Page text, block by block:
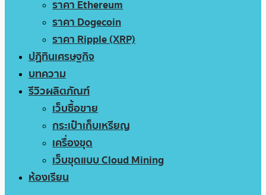
ราคา Ethereum
ราคา Dogecoin
ราคา Ripple (XRP)
ปฏิทินเศรษฐกิจ
บทความ
รีวิวผลิตภัณฑ์
เว็บซื้อขาย
กระเป๋าเก็บเหรียญ
เครื่องขุด
เว็บขุดแบบ Cloud Mining
ห้องเรียน